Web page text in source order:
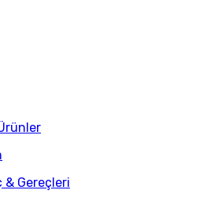
& Gereçleri